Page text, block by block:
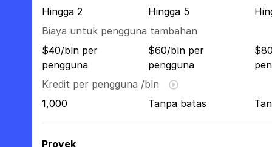
Hingga 2
Hingga 5
Biaya untuk pengguna tambahan
$40/bln per
pengguna
$60/bln per
pengguna
Kredit per pengguna /bln
1,000
Tanpa batas
Proyek